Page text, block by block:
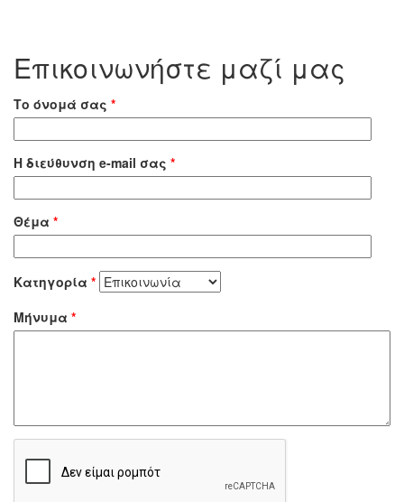
Επικοινωνήστε μαζί μας
Το όνομά σας *
Η διεύθυνση e-mail σας *
Θέμα *
Κατηγορία *
Μήνυμα *